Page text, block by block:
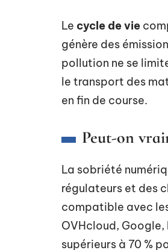
Le cycle de vie
génère des
pollution ne se
le transport des
en fin de course.
Peut-on
La sobriété
régulateurs et des
compatible avec
OVHcloud, Google,
supérieurs à 70 %